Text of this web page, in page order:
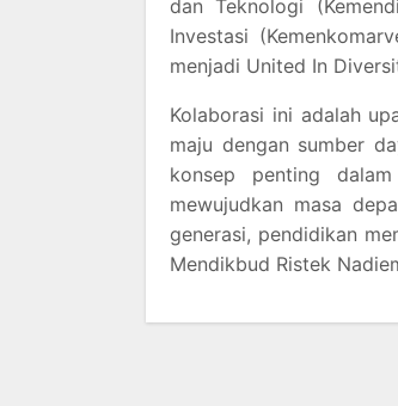
dan Teknologi
Investasi
menjadi United In
Kolaborasi ini adalah
maju dengan sumber
konsep penting
mewujudkan masa
generasi, pendidikan
Mendikbud Ristek